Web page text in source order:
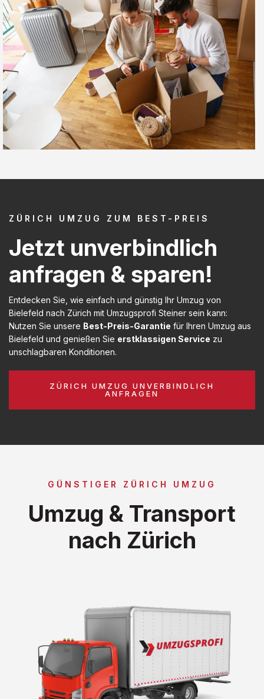
ZÜRICH UMZUG ZUM BEST-PREIS
Jetzt unverbindlich
anfragen & sparen!
Entdecken Sie, wie einfach und günstig Ihr Umzug von
Bielefeld nach Zürich mit Umzugsprofi Steiner sein kann:
Nutzen Sie unsere Best-Preis-Garantie für Ihren Umzug aus
Bielefeld und genießen Sie erstklassigen Service zu
unschlagbaren Konditionen.
ZÜRICH UMZUG UNVERBINDLICH
ANFRAGEN
GÜNSTIGER ZÜRICH UMZUG
Umzug & Transport
nach Zürich